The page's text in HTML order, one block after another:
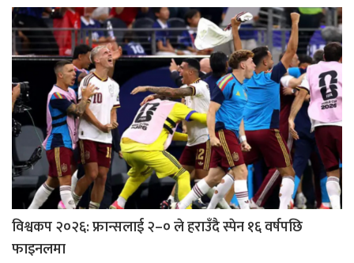
विश्वकप २०२६: फ्रान्सलाई २–० ले हराउँदै स्पेन १६ वर्षपछि
फाइनलमा